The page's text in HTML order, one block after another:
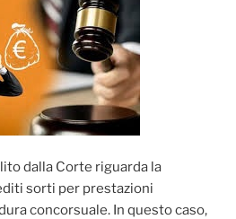
dalla Corte riguarda la
sorti per prestazioni
concorsuale. In questo caso,